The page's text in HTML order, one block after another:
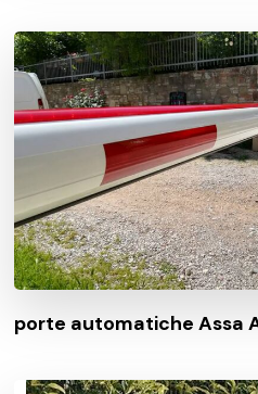
porte automatiche Assa